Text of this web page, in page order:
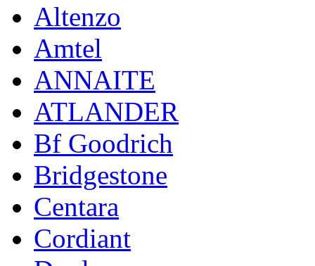
Altenzo
Amtel
ANNAITE
ATLANDER
Bf Goodrich
Bridgestone
Centara
Cordiant